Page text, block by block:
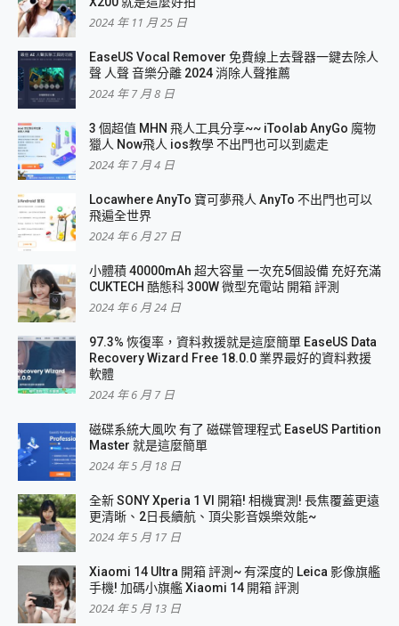
2024 年 11 月 25 日
EaseUS Vocal Remover 免費線上去聲器一鍵去除人
聲 人聲 音樂分離 2024 消除人聲推薦
2024 年 7 月 8 日
3 個超值 MHN 飛人工具分享~~ iToolab AnyGo 魔物
獵人 Now飛人 ios教學 不出門也可以到處走
2024 年 7 月 4 日
Locawhere AnyTo 寶可夢飛人 AnyTo 不出門也可以
飛遍全世界
2024 年 6 月 27 日
小體積 40000mAh 超大容量 一次充5個設備 充好充滿
CUKTECH 酷態科 300W 微型充電站 開箱 評測
2024 年 6 月 24 日
97.3% 恢復率，資料救援就是這麼簡單 EaseUS Data
Recovery Wizard Free 18.0.0 業界最好的資料救援
軟體
2024 年 6 月 7 日
磁碟系統大風吹 有了 磁碟管理程式 EaseUS Partition
Master 就是這麼簡單
2024 年 5 月 18 日
全新 SONY Xperia 1 VI 開箱! 相機實測! 長焦覆蓋更遠
更清晰、2日長續航、頂尖影音娛樂效能~
2024 年 5 月 17 日
Xiaomi 14 Ultra 開箱 評測~ 有深度的 Leica 影像旗艦
手機! 加碼小旗艦 Xiaomi 14 開箱 評測
2024 年 5 月 13 日